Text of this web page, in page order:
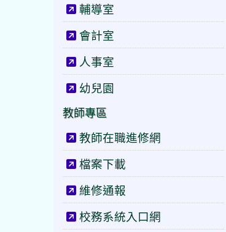
輔導室
會計室
人事室
幼兒園
教師專區
教師在職進修網
檔案下載
維修通報
校務系統入口網